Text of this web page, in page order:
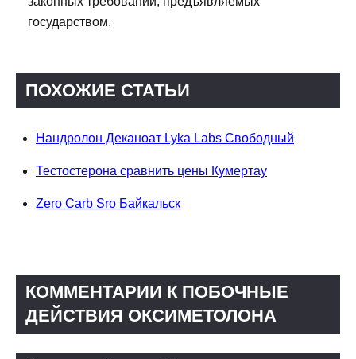
государством.
ПОХОЖИЕ СТАТЬИ
Нандролон Деканоат Lyka Labs Свободный
Тестостерона сравнить цены Кумертау
Zero Carb Sro Байкальск
КОММЕНТАРИИ К ПОБОЧНЫЕ
ДЕЙСТВИЯ ОКСИМЕТОЛОНА